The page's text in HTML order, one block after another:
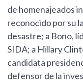
de homenajeados
reconocido por su
desastre; a Bono,
SIDA; a Hillary
candidata
defensor de la